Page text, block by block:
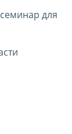
для